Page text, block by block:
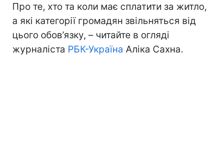
Про те, хто та коли має сплатити за житло,
а які категорії громадян звільняться від
цього обов’язку, – читайте в огляді
журналіста РБК-Україна Аліка Сахна.